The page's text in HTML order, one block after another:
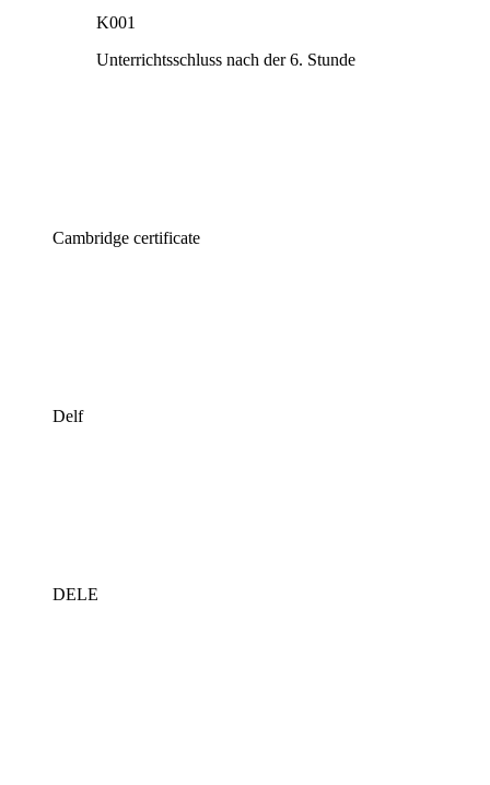
K001
Unterrichtsschluss nach der 6. Stunde
Cambridge certificate
Delf
DELE